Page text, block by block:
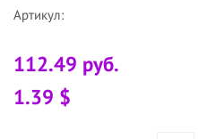
Артикул:
112.49 руб.
1.39 $